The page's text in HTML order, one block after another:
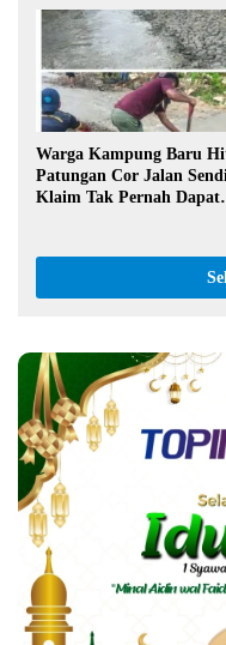
Warga Kampung Baru
Patungan Cor Jalan
Klaim Tak Pernah Dapat